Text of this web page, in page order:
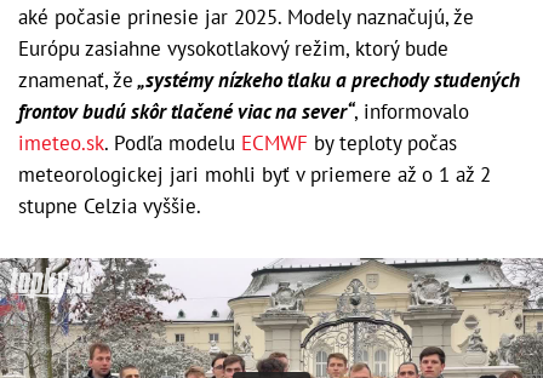
aké počasie prinesie jar 2025. Modely naznačujú, že
Európu zasiahne vysokotlakový režim, ktorý bude
znamenať, že„systémy nízkeho tlaku a prechody studených
frontov budú skôr tlačené viac na sever“, informovalo
imeteo.sk. Podľa modelu ECMWF by teploty počas
meteorologickej jari mohli byť v priemere až o 1 až 2
stupne Celzia vyššie.